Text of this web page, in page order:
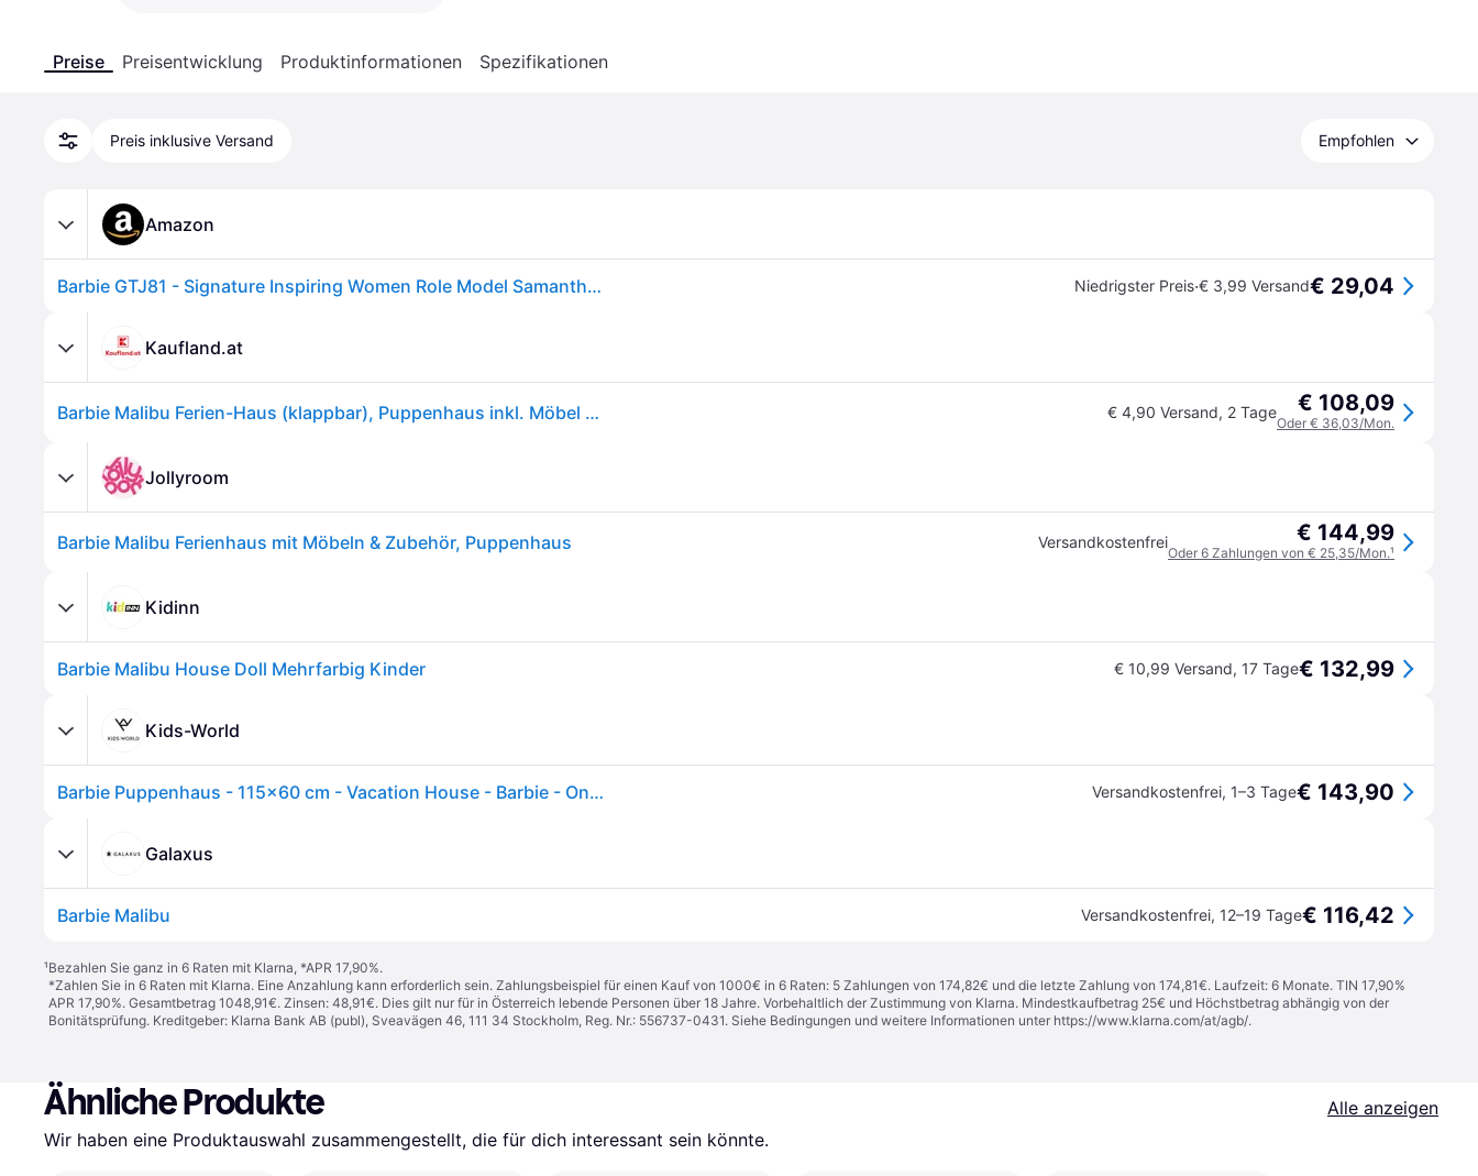
Preise Preisentwicklung Produktinformationen Spezifikationen
Preis inklusive Versand Empfohlen
Amazon
Barbie GTJ81 - Signature Inspiring Women Role Model Samantha Cristoforetti Puppe, Spielzeug ab 6 Jahren Niedrigster Preis·€ 3,99 Versand€ 29,04
Kaufland.at
Barbie Malibu Ferien-Haus (klappbar), Puppenhaus inkl. Möbel & Zubehör € 4,90 Versand, 2 Tage € 108,09
Oder € 36,03/Mon.
Jollyroom
Barbie Malibu Ferienhaus mit Möbeln & Zubehör, Puppenhaus Versandkostenfrei € 144,99
Oder 6 Zahlungen von € 25,35/Mon.¹
Kidinn
Barbie Malibu House Doll Mehrfarbig Kinder € 10,99 Versand, 17 Tage€ 132,99
Kids-World
Barbie Puppenhaus - 115x60 cm - Vacation House - Barbie - One Size - Puppenhauser Versandkostenfrei, 1–3 Tage€ 143,90
Galaxus
Barbie Malibu Versandkostenfrei, 12–19 Tage€ 116,42
¹Bezahlen Sie ganz in 6 Raten mit Klarna, *APR 17,90%.
*Zahlen Sie in 6 Raten mit Klarna. Eine Anzahlung kann erforderlich sein. Zahlungsbeispiel für einen Kauf von 1000€ in 6 Raten: 5 Zahlungen von 174,82€ und die letzte Zahlung von 174,81€. Laufzeit: 6 Monate. TIN 17,90%
APR 17,90%. Gesamtbetrag 1048,91€. Zinsen: 48,91€. Dies gilt nur für in Österreich lebende Personen über 18 Jahre. Vorbehaltlich der Zustimmung von Klarna. Mindestkaufbetrag 25€ und Höchstbetrag abhängig von der
Bonitätsprüfung. Kreditgeber: Klarna Bank AB (publ), Sveavägen 46, 111 34 Stockholm, Reg. Nr.: 556737-0431. Siehe Bedingungen und weitere Informationen unter https://www.klarna.com/at/agb/.
Ähnliche Produkte
Alle anzeigen
Wir haben eine Produktauswahl zusammengestellt, die für dich interessant sein könnte.